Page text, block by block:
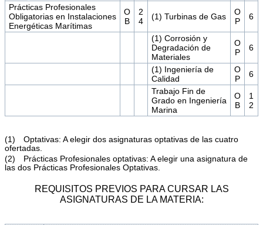
Prácticas Profesionales
Obligatorias en Instalaciones
Energéticas Marítimas
O
B
2
4
(1) Turbinas de Gas
O
P
6
(1) Corrosión y
Degradación de
Materiales
O
P
6
(1) Ingeniería de
Calidad
O
P
6
Trabajo Fin de
Grado en Ingeniería
Marina
O
B
1
2
(1) Optativas: A elegir dos asignaturas optativas de las cuatro
ofertadas.
(2) Prácticas Profesionales optativas: A elegir una asignatura de
las dos Prácticas Profesionales Optativas.
REQUISITOS PREVIOS PARA CURSAR LAS
ASIGNATURAS DE LA MATERIA: